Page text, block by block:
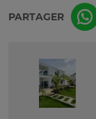
PARTAGER